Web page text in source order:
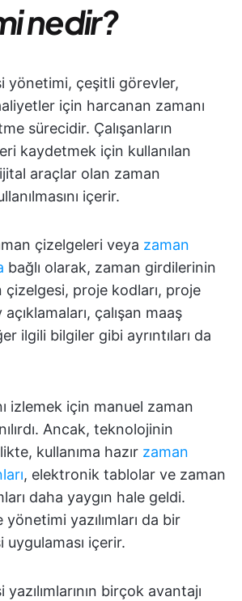
nedir?
yönetimi, çeşitli görevler,
için harcanan zamanı
sürecidir. Çalışanların
kaydetmek için kullanılan
araçlar olan zaman
içerir.
çizelgeleri veya zaman
bağlı olarak, zaman girdilerinin
çizelgesi, proje kodları, proje
çalışan maaş
ilgili bilgiler gibi ayrıntıları da
izlemek için manuel zaman
Ancak, teknolojinin
kullanıma hazır zaman
, elektronik tablolar ve zaman
daha yaygın hale geldi.
yazılımları da bir
içerir.
birçok avantajı